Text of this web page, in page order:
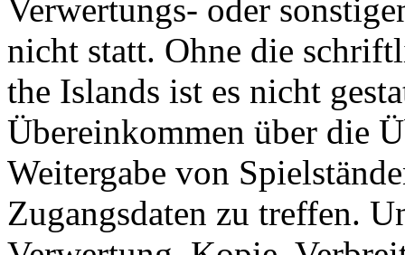
Verwertungs- oder
nicht statt. Ohne die
the Islands ist es nicht
Übereinkommen über die
Weitergabe von
Zugangsdaten zu treffen.